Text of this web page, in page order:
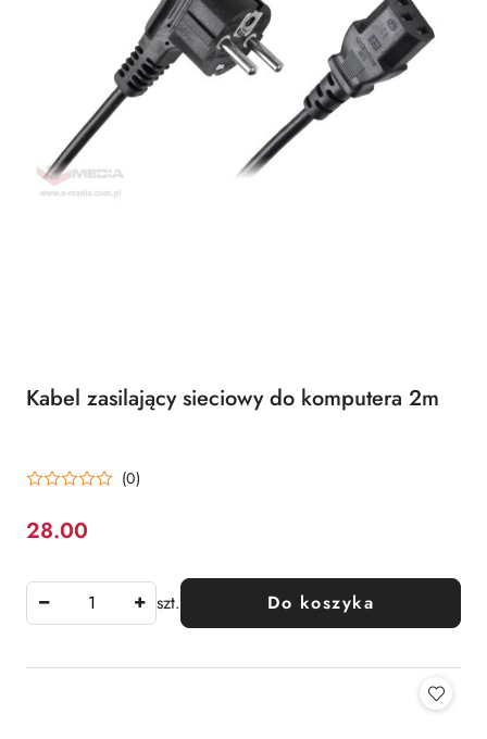
Kabel zasilający sieciowy do komputera 2m
(0)
Cena:
28.00
szt. Do koszyka